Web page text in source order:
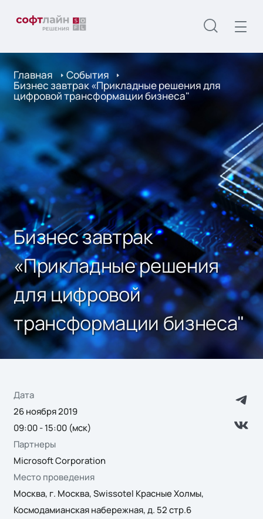
Главная События
Бизнес завтрак «Прикладные решения для
цифровой трансформации бизнеса"
Бизнес завтрак
«Прикладные решения
для цифровой
трансформации бизнеса"
Дата
26 ноября 2019
09:00 - 15:00 (мск)
Партнеры
Microsoft Corporation
Место проведения
Москва, г. Москва, Swissotel Красные Холмы,
Космодамианская набережная, д. 52 стр.6